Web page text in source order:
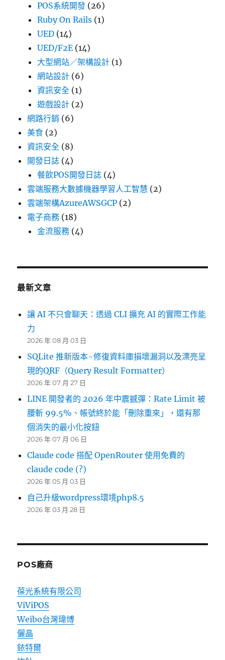
POS系統開發 (26)
Ruby On Rails (1)
UED (14)
UED/F2E (14)
大型網站／架構設計 (1)
網站設計 (6)
資訊安全 (1)
遊戲設計 (2)
網路行銷 (6)
美食 (2)
資訊安全 (8)
開發日誌 (4)
餐飲POS開發日誌 (4)
雲端服務大數據機器學習人工智慧 (2)
雲端架構AzureAWSGCP (2)
電子商務 (18)
金流服務 (4)
最新文章
讓 AI 不只會聊天：透過 CLI 擴充 AI 的實際工作能
力
2026 年 08 月 03 日
SQLite 推新版本~修復資料庫損壞漏洞以及漂亮呈
現的QRF（Query Result Formatter）
2026 年 07 月 27 日
LINE 開發者的 2026 年中震撼彈：Rate Limit 被
腰斬 99.5%、帳號終於能「刪除重來」，還有那
個消失的最小化按鈕
2026 年 07 月 06 日
Claude code 搭配 OpenRouter 使用免費的
claude code (?)
2026 年 05 月 03 日
自己升級wordpress環境php8.5
2026 年 03 月 28 日
POS廠商
葆光系統有限公司
ViViPOS
Weibo台灣瑋博
儷晶
銥特爾